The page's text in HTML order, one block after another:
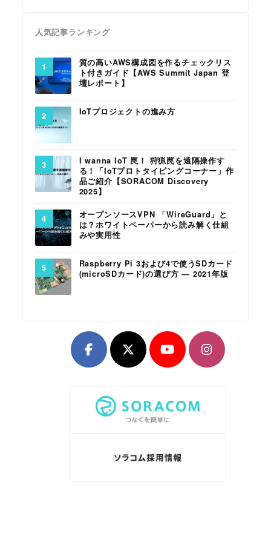
人気記事ランキング
質の高いAWS構成図を作るチェックリス
ト付きガイド【AWS Summit Japan 登
壇レポート】
IoTプロジェクトの進み方
I wanna IoT 罠！ 狩猟罠を遠隔操作す
る！「IoTプロトタイピングコーナー」作
品ご紹介【SORACOM Discovery
2025】
オープンソースVPN 「WireGuard」と
は？ホワイトペーパーから読み解く仕組
みや実用性
Raspberry Pi 3および4で使うSDカード
(microSDカード)の選び方 ― 2021年版